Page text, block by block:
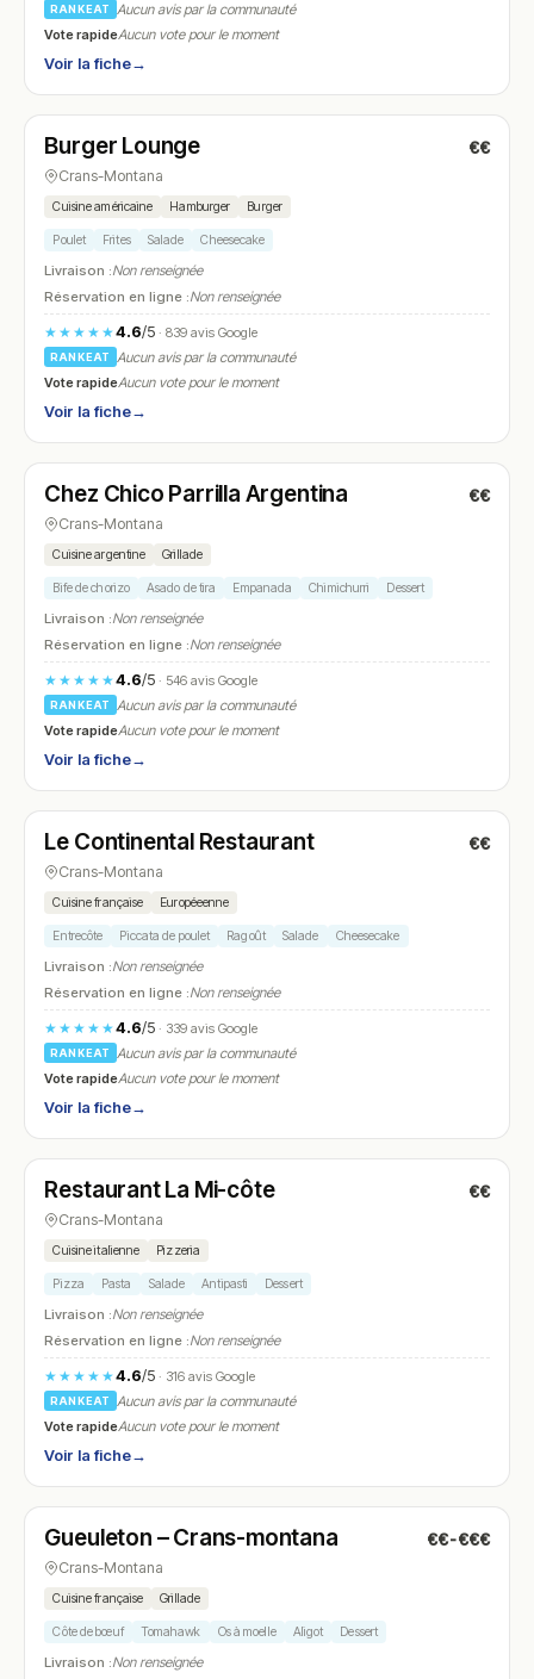
RANKEAT
Aucun avis par la communauté
Vote rapideAucun vote pour le moment
Voir la fiche→
N° 17
Burger Lounge €€
Crans-Montana
Cuisine américaine Hamburger Burger
Poulet Frites Salade Cheesecake
Livraison :Non renseignée
Réservation en ligne :Non renseignée
★★★★★4.6/5· 839 avis Google
RANKEAT
Aucun avis par la communauté
Vote rapideAucun vote pour le moment
Voir la fiche→
N° 18
Chez Chico Parrilla Argentina €€
Crans-Montana
Cuisine argentine Grillade
Bife de chorizo Asado de tira Empanada Chimichurri Dessert
Livraison :Non renseignée
Réservation en ligne :Non renseignée
★★★★★4.6/5· 546 avis Google
RANKEAT
Aucun avis par la communauté
Vote rapideAucun vote pour le moment
Voir la fiche→
N° 19
Le Continental Restaurant €€
Crans-Montana
Cuisine française Européeenne
Entrecôte Piccata de poulet Ragoût Salade Cheesecake
Livraison :Non renseignée
Réservation en ligne :Non renseignée
★★★★★4.6/5· 339 avis Google
RANKEAT
Aucun avis par la communauté
Vote rapideAucun vote pour le moment
Voir la fiche→
N° 20
Restaurant La Mi-côte €€
Crans-Montana
Cuisine italienne Pizzeria
Pizza Pasta Salade Antipasti Dessert
Livraison :Non renseignée
Réservation en ligne :Non renseignée
★★★★★4.6/5· 316 avis Google
RANKEAT
Aucun avis par la communauté
Vote rapideAucun vote pour le moment
Voir la fiche→
N° 21
Gueuleton – Crans-montana €€-€€€
Crans-Montana
Cuisine française Grillade
Côte de bœuf Tomahawk Os à moelle Aligot Dessert
Livraison :Non renseignée